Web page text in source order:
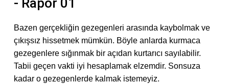
- Rapor 01
Bazen gerçekliğin gezegenleri arasında kaybolmak ve
çıkışsız hissetmek mümkün. Böyle anlarda kurmaca
gezegenlere sığınmak bir açıdan kurtarıcı sayılabilir.
Tabii geçen vakti iyi hesaplamak elzemdir. Sonsuza
kadar o gezegenlerde kalmak istemeyiz.